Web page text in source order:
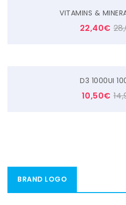
VITAMINS &
22,40€
D3 1000UI
10,50€
BRAND LOGO